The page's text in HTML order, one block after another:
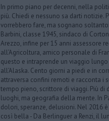
In primo piano per decenni, nella
più. Chiedi e nessuno sa darti
vorrebbero fare, ma sognano
Barbini, classe 1945, sindaco di
Arezzo, infine per 15 anni assessore
all’Agricoltura, amico personale di
questo e intraprende un viaggio
all’Alaska. Cento giorni a piedi e in
attraversa confini remoti e racconta i
tempo pieno, scrittore di viaggi. Più
luoghi, ma geografia della mente. In
dolori, speranze, delusioni. Nel 2016
così bella - Da Berlinguer a Renzi, il